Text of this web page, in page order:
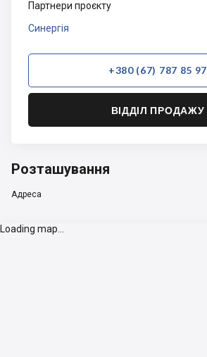
+380 (67) 787 85 97
ВІДДІЛ ПРОДАЖУ
Партнери проєкту
Синергія
Розташування
Адреса
Loading map...